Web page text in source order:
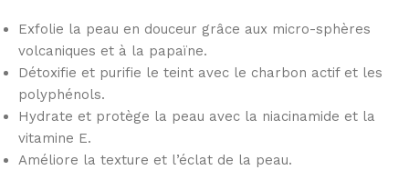
Exfolie la peau en douceur grâce aux micro-sphères
volcaniques et à la papaïne.
Détoxifie et purifie le teint avec le charbon actif et les
polyphénols.
Hydrate et protège la peau avec la niacinamide et la
vitamine E.
Améliore la texture et l’éclat de la peau.